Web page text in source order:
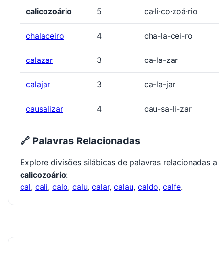
calicozoário 5 ca·li·co·zoá·rio
chalaceiro 4 cha-la-cei-ro
calazar 3 ca-la-zar
calajar 3 ca-la-jar
causalizar 4 cau-sa-li-zar
🔗 Palavras Relacionadas
Explore divisões silábicas de palavras relacionadas a
calicozoário:
cal, cali, calo, calu, calar, calau, caldo, calfe.